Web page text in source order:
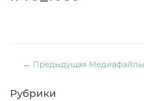
Навигация
записям
← Предыдущая Медиафайлы
Рубрики